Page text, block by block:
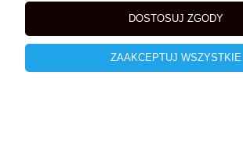
DOSTOSUJ ZGODY
ZAAKCEPTUJ WSZYSTKIE